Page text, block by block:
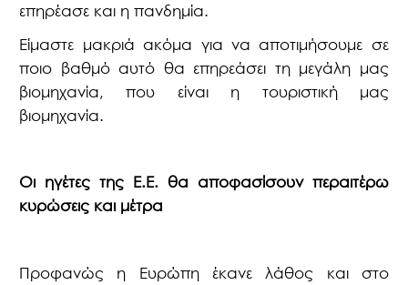
επηρέασε και η πανδημία.
Είμαστε μακριά ακόμα για να αποτιμήσουμε σε
ποιο βαθμό αυτό θα επηρεάσει τη μεγάλη μας
βιομηχανία, που είναι η τουριστική μας
βιομηχανία.
Οι ηγέτες της Ε.Ε. θα αποφασίσουν περαιτέρω
κυρώσεις και μέτρα
Προφανώς η Ευρώπη έκανε λάθος και στο